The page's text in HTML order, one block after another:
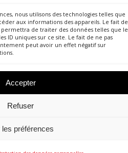
nous utilisons des technologies telles que
aux informations des appareils. Le fait de
permettra de traiter des données telles que le
ID uniques sur ce site. Le fait de ne pas
peut avoir un effet négatif sur
Accepter
Refuser
les préférences
dans la newsletter.